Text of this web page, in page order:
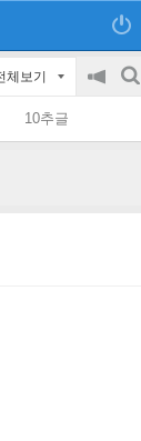
체보기
공
on/off
검
10추글